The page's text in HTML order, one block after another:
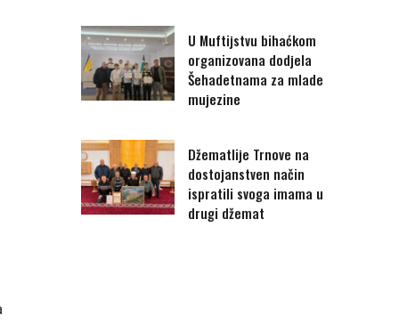
U Muftijstvu bihaćkom
organizovana dodjela
Šehadetnama za mlade
mujezine
Džematlije Trnove na
dostojanstven način
ispratili svoga imama u
drugi džemat